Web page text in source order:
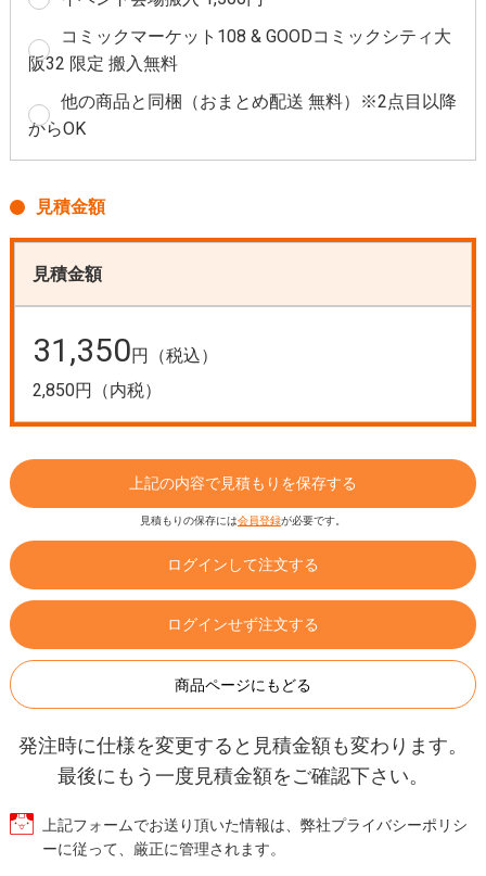
コミックマーケット108 & GOODコミックシティ大
阪32 限定 搬入無料
他の商品と同梱（おまとめ配送 無料）※2点目以降
からOK
見積金額
見積金額
31,350円（税込）
2,850円（内税）
上記の内容で見積もりを保存する
見積もりの保存には会員登録が必要です。
ログインして注文する
ログインせず注文する
商品ページにもどる
発注時に仕様を変更すると見積金額も変わります。
最後にもう一度見積金額をご確認下さい。
上記フォームでお送り頂いた情報は、弊社プライバシーポリシ
ーに従って、厳正に管理されます。